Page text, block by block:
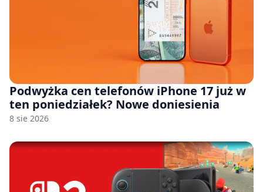
Podwyżka cen telefonów iPhone 17 już w
ten poniedziałek? Nowe doniesienia
8 sie 2026